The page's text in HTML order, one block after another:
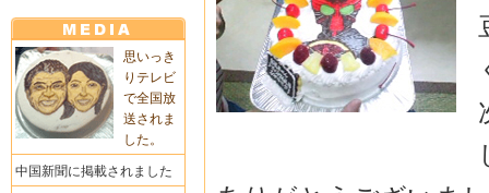
思いっき
りテレビ
で全国放
送されま
した。
中国新聞に掲載されました